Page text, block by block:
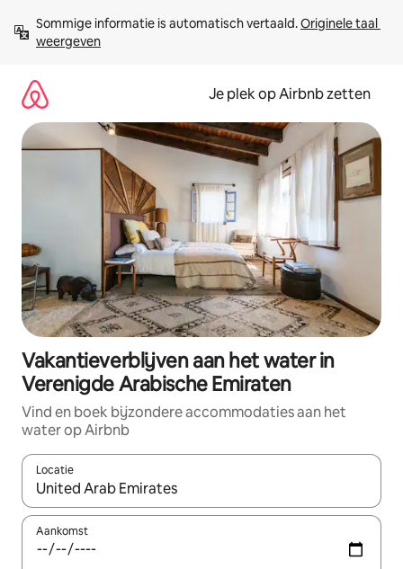
direct
naar
Sommige informatie is automatisch vertaald. Originele taal
weergeven
Je plek op Airbnb zetten
Vakantieverblijven aan het water in
Verenigde Arabische Emiraten
Vind en boek bijzondere accommodaties aan het
water op Airbnb
Locatie
Wanneer er resultaten beschikbaar zijn, maak je een keuze
Aankomst